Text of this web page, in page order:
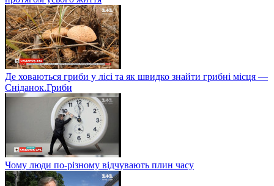
Де ховаються гриби у лісі та як швидко знайти грибні місця —
Сніданок.Гриби
Чому люди по-різному відчувають плин часу